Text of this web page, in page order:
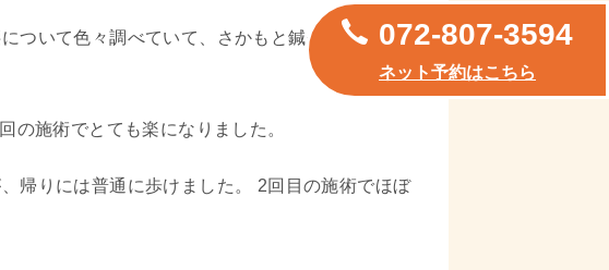
ついて色々調べていて、さかもと鍼灸整体院さん
の施術でとても楽になりました。
帰りには普通に歩けました。 2回目の施術でほぼ
072-807-3594
ネット予約はこちら